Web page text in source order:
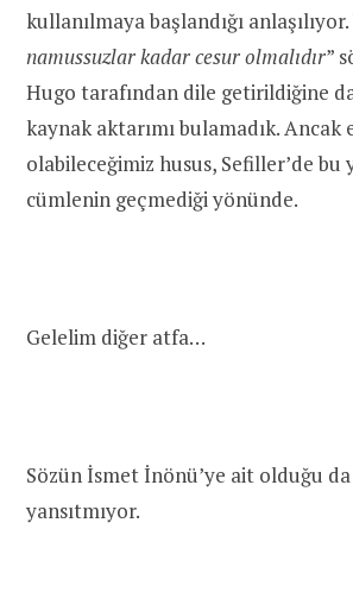
kullanılmaya başlandığı anlaşılıyor.
namussuzlar kadar cesur olmalıdır”
Hugo tarafından dile getirildiğine
kaynak aktarımı bulamadık. Ancak
olabileceğimiz husus, Sefiller’de bu
cümlenin geçmediği yönünde.
Gelelim diğer atfa…
Sözün İsmet İnönü’ye ait olduğu
yansıtmıyor.